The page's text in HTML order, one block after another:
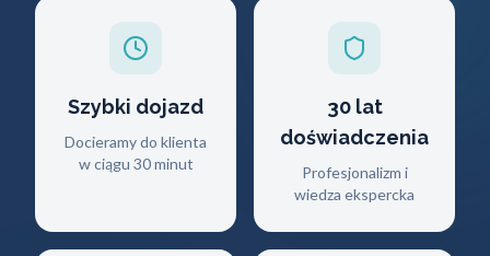
Szybki dojazd
Docieramy do klienta
w ciągu 30 minut
30 lat
doświadczenia
Profesjonalizm i
wiedza ekspercka